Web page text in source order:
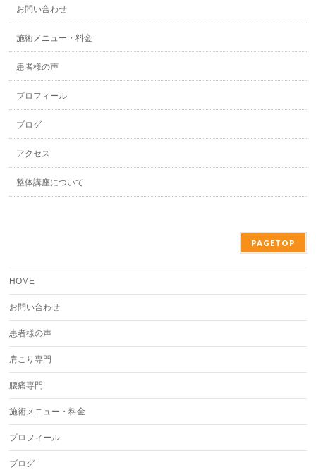
お問い合わせ
施術メニュー・料金
患者様の声
プロフィール
ブログ
アクセス
整体講座について
PAGETOP
HOME
お問い合わせ
患者様の声
肩こり専門
腰痛専門
施術メニュー・料金
プロフィール
ブログ